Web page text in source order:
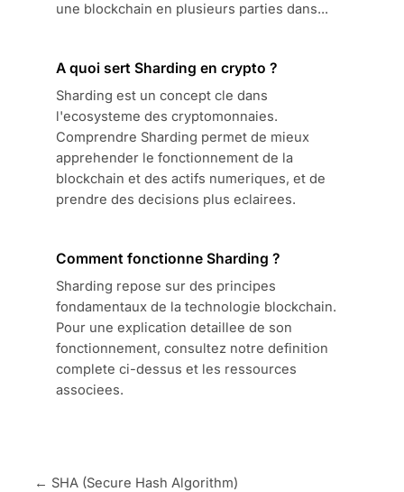
une blockchain en plusieurs parties dans...
A quoi sert Sharding en crypto ?
Sharding est un concept cle dans
l'ecosysteme des cryptomonnaies.
Comprendre Sharding permet de mieux
apprehender le fonctionnement de la
blockchain et des actifs numeriques, et de
prendre des decisions plus eclairees.
Comment fonctionne Sharding ?
Sharding repose sur des principes
fondamentaux de la technologie blockchain.
Pour une explication detaillee de son
fonctionnement, consultez notre definition
complete ci-dessus et les ressources
associees.
← SHA (Secure Hash Algorithm)